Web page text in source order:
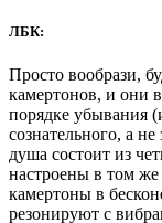
ЛБК:
Просто вообрази,
камертонов, и они
порядке убывания
сознательного, а
душа состоит из
настроены в том
камертоны в
резонируют с